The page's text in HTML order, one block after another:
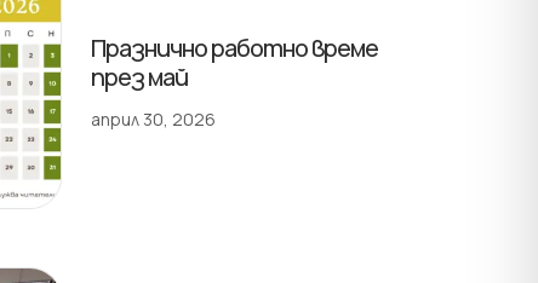
Празнично работно време
през май
април 30, 2026